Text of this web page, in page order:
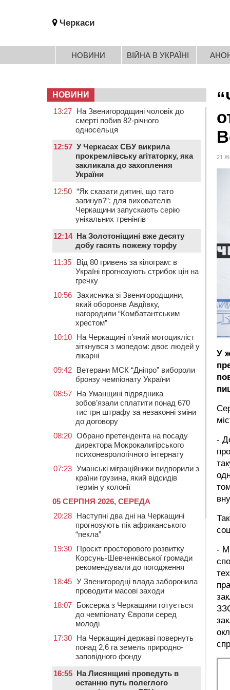
Черкаси
НОВИНИ ВІЙНА В УКРАЇНІ
21
У
-
-
НОВИНИ
13:27 На Звенигородщині чоловік до
смерті побив 82-річного
односельця
12:57 У Черкасах СБУ викрила
прокремлівську агітаторку, яка
закликала до захоплення
України
12:50 “Як сказати дитині, що тато
загинув?”: для вихователів
Черкащини запускають серію
унікальних тренінгів
12:14 На Золотоніщині вже десяту
добу гасять пожежу торфу
11:35
Від 80 гривень за кілограм: в
Україні прогнозують стрибок цін на
гречку
10:56 Захисника зі Звенигородщини,
який обороняв Авдіївку,
нагородили “Комбатантським
хрестом”
10:10 На Черкащині п’яний мотоцикліст
зіткнувся з мопедом: двоє людей у
лікарні
09:42 Ветерани МСК “Дніпро” вибороли
бронзу чемпіонату України
08:57 На Уманщині підрядника
зобов’язали сплатити понад 670
тис грн штрафу за незаконні зміни
до договору
08:20 Обрано претендента на посаду
директора Мокрокалигірського
психоневрологічного інтернату
07:23 Уманські міграційники видворили з
країни грузина, який відсидів
термін у колонії
05 СЕРПНЯ 2026, СЕРЕДА
20:28 Наступні два дні на Черкащині
прогнозують пік африканського
“пекла”
19:30 Проєкт просторового розвитку
Корсунь-Шевченківської громади
рекомендували до погодження
18:45 У Звенигородці влада заборонила
проводити масові заходи
18:07 Боксерка з Черкащини готується
до чемпіонату Європи серед
молоді
17:30 На Черкащині державі повернуть
понад 2,6 га земель природно-
заповідного фонду
16:55 На Лисянщині проведуть в
останню путь полеглого